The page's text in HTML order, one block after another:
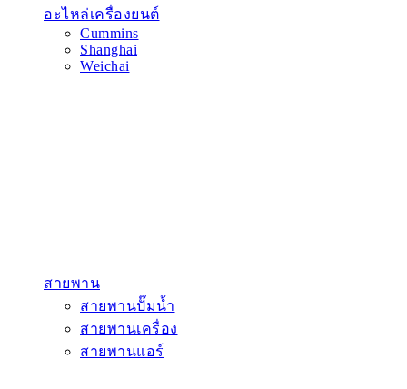
อะไหล่เครื่องยนต์
Cummins
Shanghai
Weichai
สายพาน
สายพานปั๊มน้ำ
สายพานเครื่อง
สายพานแอร์